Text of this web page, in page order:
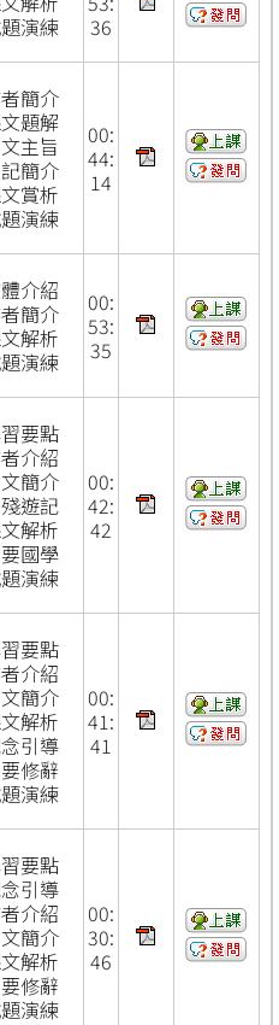
演練
36
簡介
題解
主旨
簡介
賞析
演練
00:
44:
14
介紹
簡介
解析
演練
00:
53:
35
要點
介紹
簡介
遊記
解析
國學
演練
00:
42:
42
要點
介紹
簡介
解析
引導
修辭
演練
00:
41:
41
要點
引導
介紹
簡介
解析
修辭
演練
00:
30:
46